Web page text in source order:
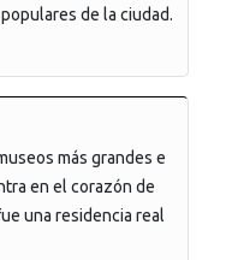
de la ciudad.
más grandes e
en el corazón de
una residencia real